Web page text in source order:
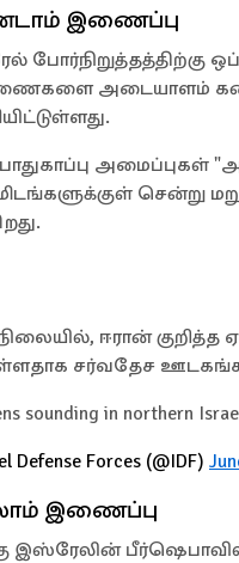
இணைப்பு
போர்நிறுத்தத்திற்கு
அடையாளம்
அமைப்புகள்
சென்று
ஈரான்
சர்வதேச
sounding in northern
Defense Forces (@IDF)
இணைப்பு
இஸ்ரேலின் பீர்ஷெபாவில்